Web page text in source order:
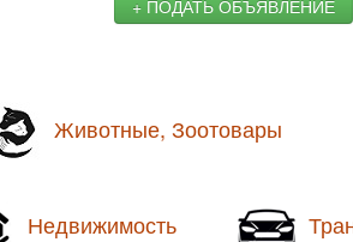
+ ПОДАТЬ ОБЪЯВЛЕНИЕ
Животные, Зоотовары
Недвижимость